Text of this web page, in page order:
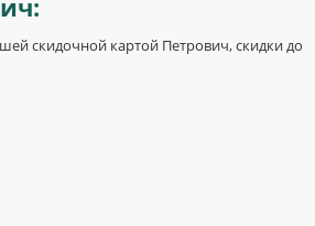
скидочной картой Петрович, скидки до